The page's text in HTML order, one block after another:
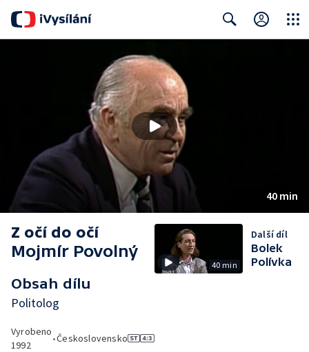
40 min
Z očí do očí
Mojmír Povolný
Obsah dílu
Politolog
Vyrobeno
1992
•Československo
40 min
Další díl
Bolek
Polívka